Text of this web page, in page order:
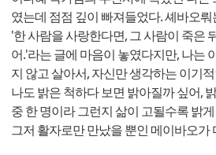
였는데 점점 깊이 빠져들었다. 셰바오
'한 사람을 사랑한다면, 그 사람이 죽은
어.'라는 글에 마음이 놓였다지만, 나는
지 않고 살아서, 자신만 생각하는 이기
나도 밝은 척하다 보면 밝아질까 싶어,
중 한 명이라 그런지 삶이 고될수록 밝
그저 활자로만 만났을 뿐인 메이바오가